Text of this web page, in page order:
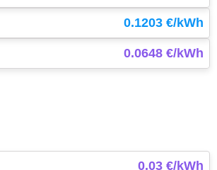
0.1203 €/kWh
0.0648 €/kWh
0.03 €/kWh